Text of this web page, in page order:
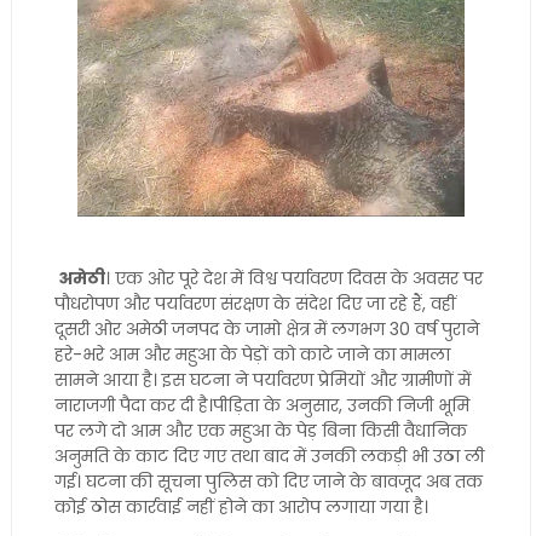
अमेठी। एक ओर पूरे देश में विश्व पर्यावरण दिवस के अवसर पर
पौधरोपण और पर्यावरण संरक्षण के संदेश दिए जा रहे हैं, वहीं
दूसरी ओर अमेठी जनपद के जामो क्षेत्र में लगभग 30 वर्ष पुराने
हरे-भरे आम और महुआ के पेड़ों को काटे जाने का मामला
सामने आया है। इस घटना ने पर्यावरण प्रेमियों और ग्रामीणों में
नाराजगी पैदा कर दी है।पीड़िता के अनुसार, उनकी निजी भूमि
पर लगे दो आम और एक महुआ के पेड़ बिना किसी वैधानिक
अनुमति के काट दिए गए तथा बाद में उनकी लकड़ी भी उठा ली
गई। घटना की सूचना पुलिस को दिए जाने के बावजूद अब तक
कोई ठोस कार्रवाई नहीं होने का आरोप लगाया गया है।